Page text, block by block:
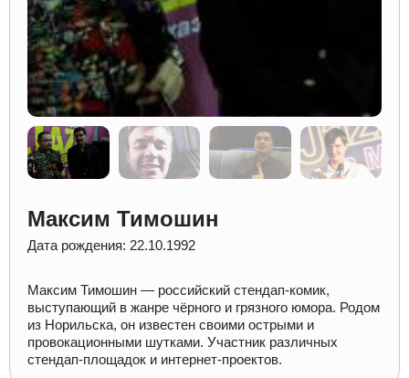
Максим Тимошин
Дата рождения: 22.10.1992
Максим Тимошин — российский стендап-комик,
выступающий в жанре чёрного и грязного юмора. Родом
из Норильска, он известен своими острыми и
провокационными шутками. Участник различных
стендап-площадок и интернет-проектов.